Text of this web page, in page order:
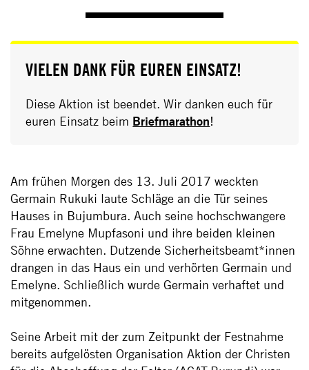
VIELEN DANK FÜR EUREN EINSATZ!
Diese Aktion ist beendet. Wir danken euch für
euren Einsatz beim Briefmarathon!
Am frühen Morgen des 13. Juli 2017 weckten
Germain Rukuki laute Schläge an die Tür seines
Hauses in Bujumbura. Auch seine hochschwangere
Frau Emelyne Mupfasoni und ihre beiden kleinen
Söhne erwachten. Dutzende Sicherheitsbeamt*innen
drangen in das Haus ein und verhörten Germain und
Emelyne. Schließlich wurde Germain verhaftet und
mitgenommen.
Seine Arbeit mit der zum Zeitpunkt der Festnahme
bereits aufgelösten Organisation Aktion der Christen